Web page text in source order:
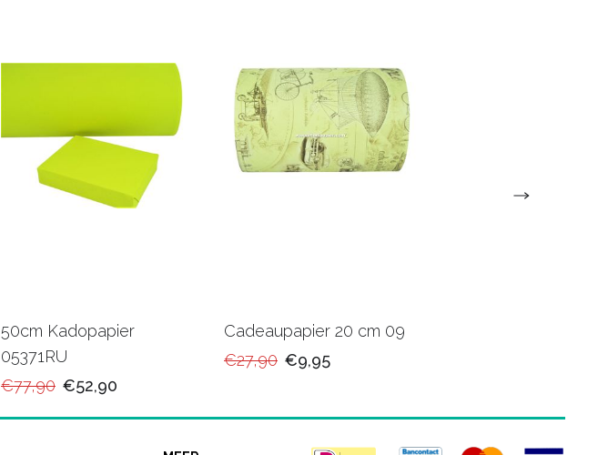
50cm Kadopapier
05371RU
€77,90 €52,90
Cadeaupapier 20 cm 09
€27,90 €9,95